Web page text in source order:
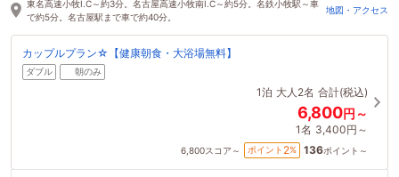
東名高速小牧I.C～約3分。名古屋高速小牧南I.C～約5分。名鉄小牧駅～車
で約5分。名古屋駅まで車で約40分。
地図・アクセス
カップルプラン☆【健康朝食・大浴場無料】
ダブル 朝のみ
1泊 大人2名 合計(税込)
6,800円～
1名 3,400円～
6,800スコア～ ポイント 2% 136ポイント～